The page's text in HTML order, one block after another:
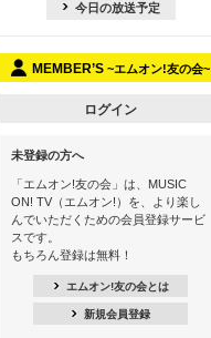
M-ON! カラオケカウントダウン 50
Official髭男dism特集
よりぬき! この夏聴きたい! サマーソン
グメドレー【歌詞入り】
21:00
季節を感じよう! シーズンソング特集
-8月編-【歌詞入り】
ージックビデオ特集
今日の放送予定
MEMBER’S ~エムオン!友の会~
ログイン
未登録の方へ
「エムオン!友の会」は、MUSIC
ON! TV（エムオン!）を、より楽し
んでいただくための会員登録サービ
スです。
もちろん登録は無料！
エムオン!友の会とは
新規会員登録